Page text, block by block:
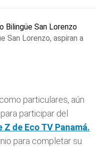
San Lorenzo, aspiran a
particulares, aún
participar del
Z de Eco TV Panamá.
para completar su